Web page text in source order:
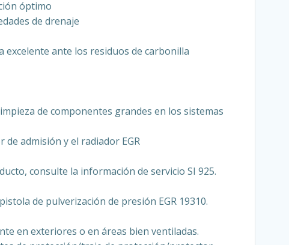
óptimo
de drenaje
excelente ante los residuos de carbonilla
de componentes grandes en los sistemas
de admisión y el radiador EGR
consulte la información de servicio SI 925.
de pulverización de presión EGR 19310.
en exteriores o en áreas bien ventiladas.